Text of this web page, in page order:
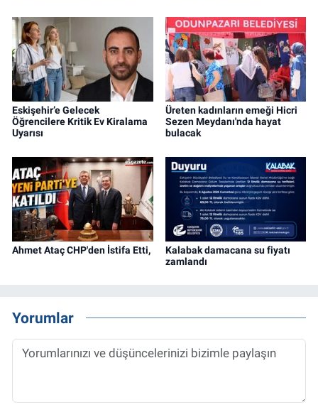
Eskişehir’e Gelecek
Öğrencilere Kritik Ev Kiralama
Uyarısı
Üreten kadınların emeği Hicri
Sezen Meydanı'nda hayat
bulacak
Ahmet Ataç CHP'den İstifa Etti,
Kalabak damacana su fiyatı
zamlandı
Yorumlar